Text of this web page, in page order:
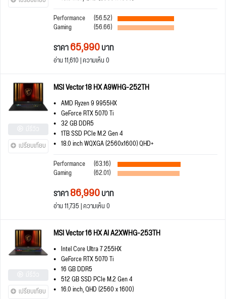
Performance
(56.52)
Gaming (56.66)
ราคา65,990บาท
อ่าน 11,610 | ความเห็น 0
เปรียบเทียบ
MSI Vector 18 HX A9WHG-252TH
AMD Ryzen 9 9955HX
GeForce RTX 5070 Ti
32 GB DDR5
1TB SSD PCIe M.2 Gen 4
18.0 inch WQXGA (2560x1600) QHD+
Performance
(63.16)
Gaming (62.01)
ราคา86,990บาท
อ่าน 11,735 | ความเห็น 0
เปรียบเทียบ
MSI Vector 16 HX AI A2XWHG-253TH
Intel Core Ultra 7 255HX
GeForce RTX 5070 Ti
16 GB DDR5
512 GB SSD PCIe M.2 Gen 4
16.0 inch, QHD (2560 x 1600)